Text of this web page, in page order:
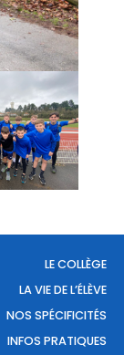
LE COLLÈGE
LA VIE DE L’ÉLÈVE
NOS SPÉCIFICITÉS
INFOS PRATIQUES